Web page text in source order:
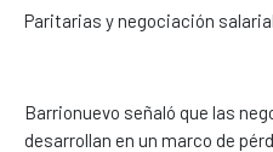
Paritarias y negociación
Barrionuevo señaló que las
desarrollan en un marco de